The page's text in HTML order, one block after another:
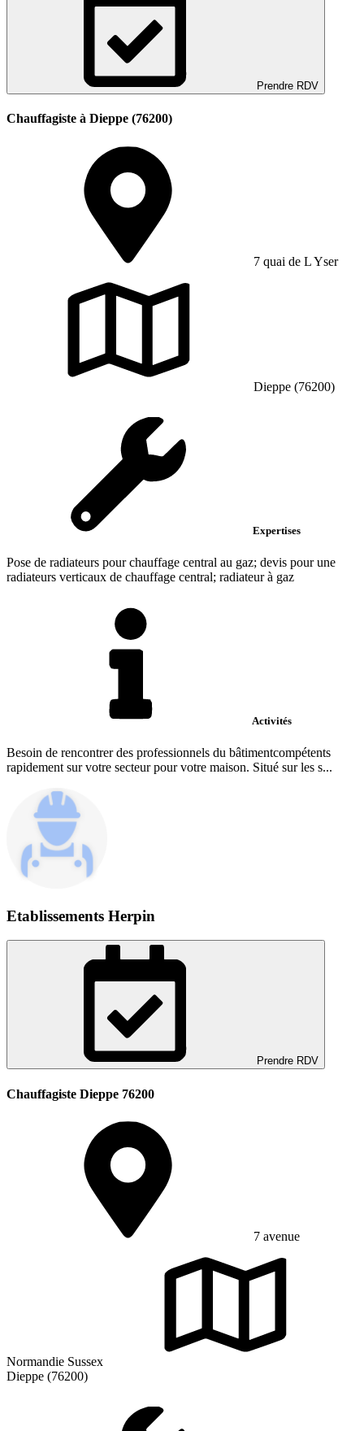
Prendre RDV
Chauffagiste à Dieppe (76200)
7 quai de L Yser
Dieppe (76200)
Expertises
Pose de radiateurs pour chauffage central au gaz; devis pour une
radiateurs verticaux de chauffage central; radiateur à gaz
Activités
Besoin de rencontrer des professionnels du bâtimentcompétents
rapidement sur votre secteur pour votre maison. Situé sur les s...
Etablissements Herpin
Prendre RDV
Chauffagiste Dieppe 76200
7 avenue
Normandie Sussex
Dieppe (76200)